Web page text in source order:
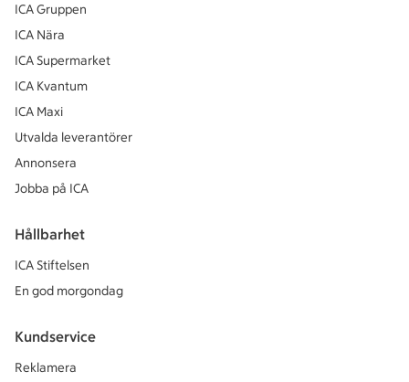
ICA Gruppen
ICA Nära
ICA Supermarket
ICA Kvantum
ICA Maxi
Utvalda leverantörer
Annonsera
Jobba på ICA
Hållbarhet
ICA Stiftelsen
En god morgondag
Kundservice
Reklamera